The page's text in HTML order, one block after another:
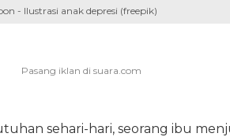
- Ilustrasi anak depresi (freepik)
sehari-hari, seorang ibu